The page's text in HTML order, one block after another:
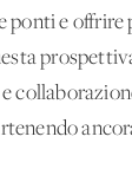
ponti e offrire